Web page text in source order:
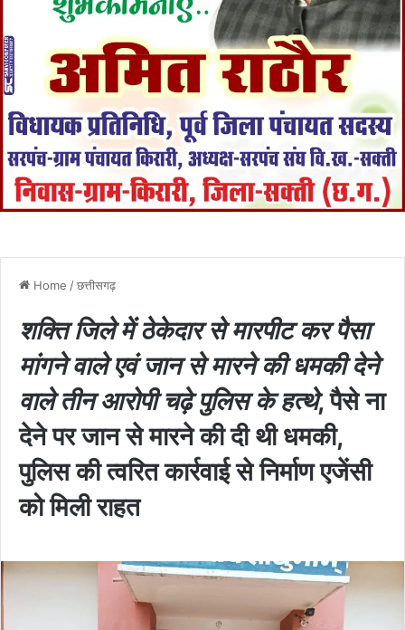
Home /छत्तीसगढ़
शक्ति जिले में ठेकेदार से मारपीट कर पैसा
मांगने वाले एवं जान से मारने की धमकी देने
वाले तीन आरोपी चढ़े पुलिस के हत्थे, पैसे ना
देने पर जान से मारने की दी थी धमकी,
पुलिस की त्वरित कार्रवाई से निर्माण एजेंसी
को मिली राहत